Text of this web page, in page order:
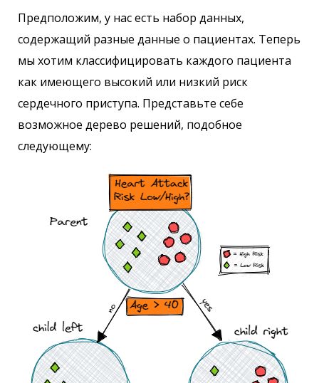
Предположим, у нас есть набор данных,
содержащий разные данные о пациентах. Теперь
мы хотим классифицировать каждого пациента
как имеющего высокий или низкий риск
сердечного приступа. Представьте себе
возможное дерево решений, подобное
следующему: